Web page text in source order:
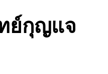
ย์กุญแจ